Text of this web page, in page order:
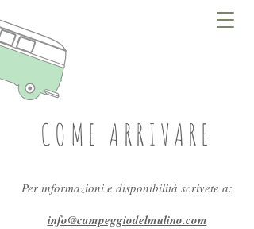
COME ARRIVARE
Per informazioni e disponibilità scrivete a:
info@campeggiodelmulino.com